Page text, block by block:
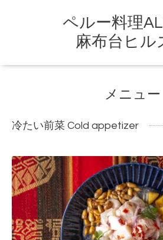
ペルー料理
麻布台ヒル
メニュー
冷たい前菜 Cold appetizer